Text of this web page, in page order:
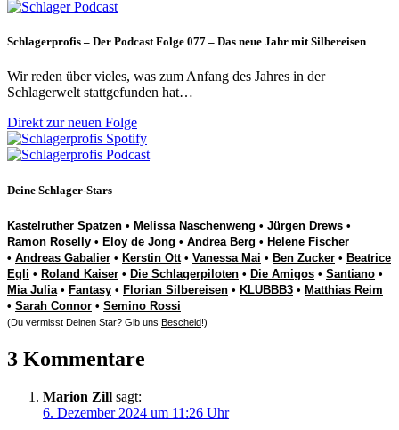
Schlagerprofis – Der Podcast Folge 077 – Das neue Jahr mit Silbereisen
Wir reden über vieles, was zum Anfang des Jahres in der
Schlagerwelt stattgefunden hat…
Direkt zur neuen Folge
Deine Schlager-Stars
Kastelruther Spatzen • Melissa Naschenweng • Jürgen Drews •
Ramon Roselly • Eloy de Jong • Andrea Berg • Helene Fischer
• Andreas Gabalier • Kerstin Ott• Vanessa Mai • Ben Zucker • Beatrice
Egli • Roland Kaiser • Die Schlagerpiloten • Die Amigos • Santiano •
Mia Julia • Fantasy • Florian Silbereisen • KLUBBB3 • Matthias Reim
• Sarah Connor • Semino Rossi
(Du vermisst Deinen Star? Gib uns Bescheid!)
3 Kommentare
Marion Zill sagt:
6. Dezember 2024 um 11:26 Uhr